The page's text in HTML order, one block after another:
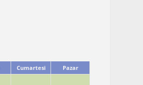
Cumartesi
Pazar